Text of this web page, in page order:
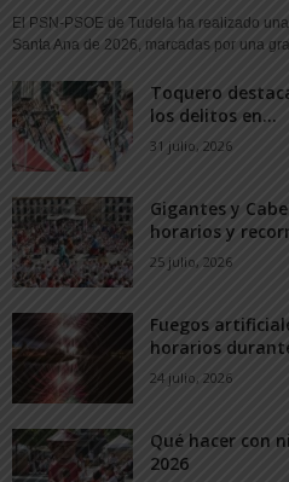
El PSN-PSOE de Tudela ha realizado
Santa Ana de 2026, marcadas por una
Toquero
los delitos en...
31 julio, 2026
Gigantes y
horarios y
25 julio, 2026
Fuegos
horarios
24 julio, 2026
Qué hacer con
2026